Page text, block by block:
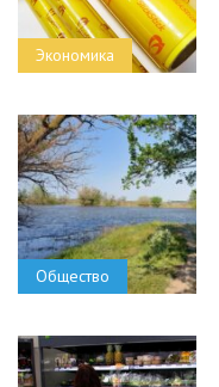
Экономика
Общество